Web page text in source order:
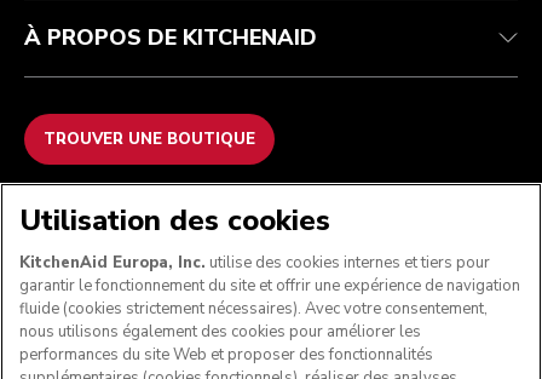
À PROPOS DE KITCHENAID
TROUVER UNE BOUTIQUE
NOUS ACCEPTONS
SUIVEZ-NOUS
Utilisation des cookies
KitchenAid Europa, Inc. utilise des cookies internes et tiers pour
garantir le fonctionnement du site et offrir une expérience de navigation
fluide (cookies strictement nécessaires). Avec votre consentement,
nous utilisons également des cookies pour améliorer les
performances du site Web et proposer des fonctionnalités